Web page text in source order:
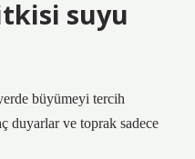
suyu
büyümeyi tercih
duyarlar ve toprak sadece